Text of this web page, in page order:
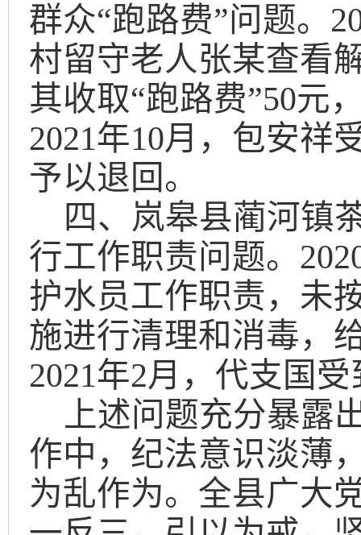
群众“跑路费”问题。
村留守老人张某查看
其收取“跑路费”50元
2021年10月 ， 包安祥
予以退回。
四、岚皋县蔺河镇
行工作职责问题。
护水员工作职责，未
施进行清理和消毒，
2021年2月，代支国
上述问题充分暴露
作中，纪法意识淡薄
为乱作为。全县广大